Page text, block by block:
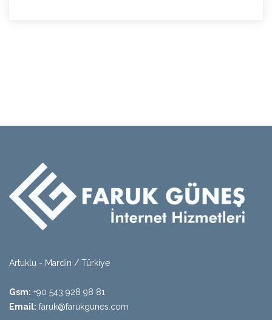
Artuklu - Mardin / Türkiye
Gsm: +90 543 928 98 81
Email: faruk@farukgunes.com